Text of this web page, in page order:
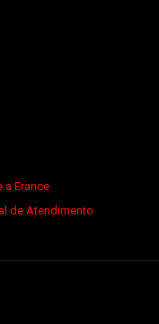
a Erance
de Atendimento